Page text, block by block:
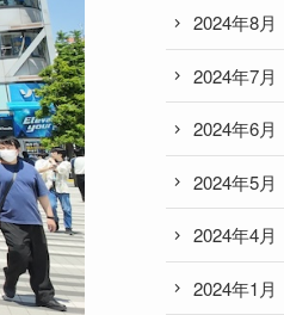
2024年8月
2024年7月
2024年6月
2024年5月
2024年4月
2024年1月